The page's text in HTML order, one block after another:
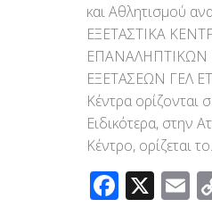
και Αθλητισμού
ΕΞΕΤΑΣΤΙΚΑ
ΕΠΑΝΑΛΗΠΤΙΚΩΝ
ΕΞΕΤΑΣΕΩΝ ΓΕΛ
Κέντρα ορίζονται
Ειδικότερα, στην
Κέντρο, ορίζεται
X